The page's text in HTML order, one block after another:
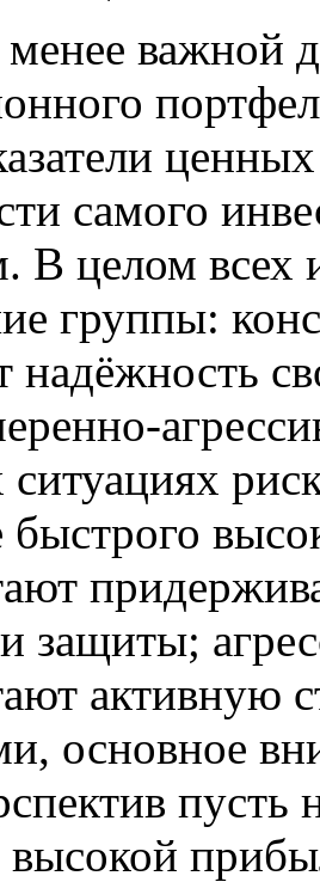
важной
самого
В целом всех
группы:
надёжность
быстрого
защиты;
активную
основное